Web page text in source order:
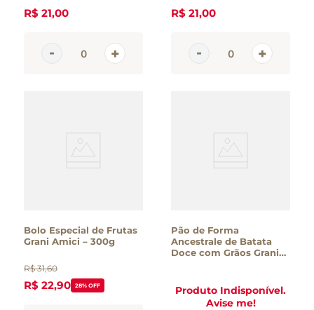
R$ 21,00 R$ 21,00
Bolo Especial de Frutas
Grani Amici – 300g
R$ 31,60
R$ 22,90 28% OFF
Pão de Forma
Ancestrale de Batata
Doce com Grãos Grani
Produto Indisponível.
Avise me!